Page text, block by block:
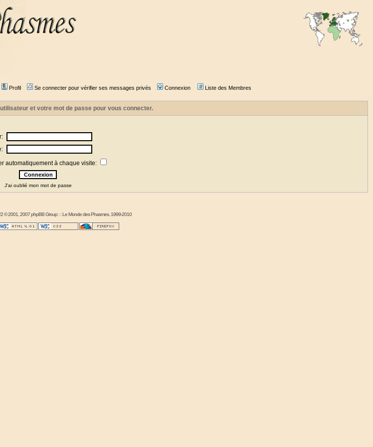
Profil Se connecter pour vérifier ses messages privés Connexion Liste des Membres
et votre mot de passe pour vous connecter.
automatiquement à chaque visite:
J'ai oublié mon mot de passe
© 2001, 2007 phpBB Group : :Le Monde des Phasmes, 1999-2010